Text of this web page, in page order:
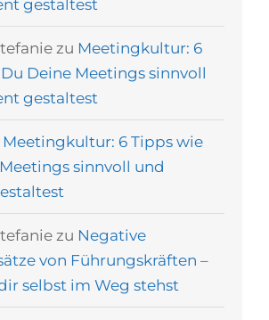
gestaltest
zu Meetingkultur: 6
Deine Meetings sinnvoll
gestaltest
Meetingkultur: 6 Tipps wie
sinnvoll und
zu Negative
von Führungskräften –
selbst im Weg stehst